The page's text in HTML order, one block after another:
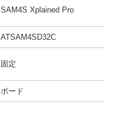
SAM4S Xplained Pro
ATSAM4SD32C
固定
ボード